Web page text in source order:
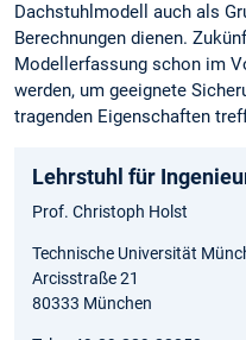
Dachstuhlmodell auch als
Berechnungen dienen.
Modellerfassung schon im
werden, um geeignete
tragenden Eigenschaften
Lehrstuhl für
Prof. Christoph Holst
Technische Universität
Arcisstraße 21
80333 München